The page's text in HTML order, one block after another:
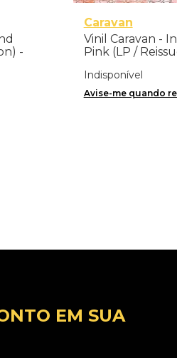
-
Caravan
Vinil Caravan -
Pink (LP /
Indisponível
Avise-me quando
EM SUA